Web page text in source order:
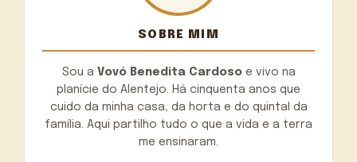
SOBRE MIM
Sou a Vovó Benedita Cardosoe vivo na
planície do Alentejo. Há cinquenta anos que
cuido da minha casa, da horta e do quintal da
família. Aqui partilho tudo o que a vida e a terra
me ensinaram.